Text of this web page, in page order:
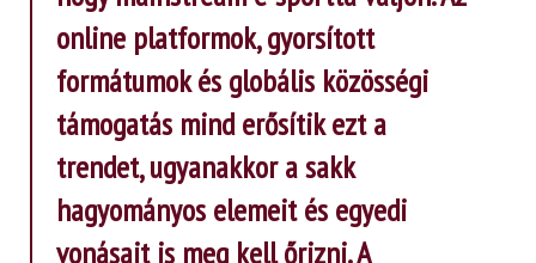
online platformok, gyorsított
formátumok és globális közösségi
támogatás mind erősítik ezt a
trendet, ugyanakkor a sakk
hagyományos elemeit és egyedi
vonásait is meg kell őrizni. A